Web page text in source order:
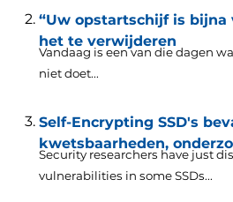
“Uw opstartschijf is bijna
het te verwijderen
Vandaag is een van die dagen
niet doet...
Self-Encrypting SSD's
kwetsbaarheden,
Security researchers have just
vulnerabilities in some SSDs...